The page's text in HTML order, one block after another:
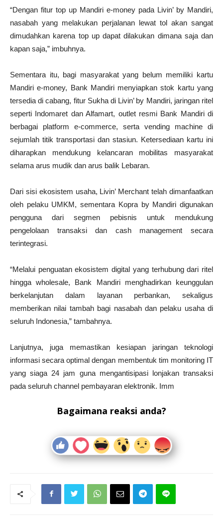
“Dengan fitur top up Mandiri e-money pada Livin’ by Mandiri,
nasabah yang melakukan perjalanan lewat tol akan sangat
dimudahkan karena top up dapat dilakukan dimana saja dan
kapan saja,” imbuhnya.
Sementara itu, bagi masyarakat yang belum memiliki kartu
Mandiri e-money, Bank Mandiri menyiapkan stok kartu yang
tersedia di cabang, fitur Sukha di Livin’ by Mandiri, jaringan ritel
seperti Indomaret dan Alfamart, outlet resmi Bank Mandiri di
berbagai platform e-commerce, serta vending machine di
sejumlah titik transportasi dan stasiun. Ketersediaan kartu ini
diharapkan mendukung kelancaran mobilitas masyarakat
selama arus mudik dan arus balik Lebaran.
Dari sisi ekosistem usaha, Livin’ Merchant telah dimanfaatkan
oleh pelaku UMKM, sementara Kopra by Mandiri digunakan
pengguna dari segmen pebisnis untuk mendukung
pengelolaan transaksi dan cash management secara
terintegrasi.
“Melalui penguatan ekosistem digital yang terhubung dari ritel
hingga wholesale, Bank Mandiri menghadirkan keunggulan
berkelanjutan dalam layanan perbankan, sekaligus
memberikan nilai tambah bagi nasabah dan pelaku usaha di
seluruh Indonesia,” tambahnya.
Lanjutnya, juga memastikan kesiapan jaringan teknologi
informasi secara optimal dengan membentuk tim monitoring IT
yang siaga 24 jam guna mengantisipasi lonjakan transaksi
pada seluruh channel pembayaran elektronik. Imm
Bagaimana reaksi anda?